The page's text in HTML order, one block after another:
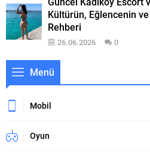
Kültürün, Eğlencenin
Rehberi
26.06.2026 0
Menü
Mobil
Oyun